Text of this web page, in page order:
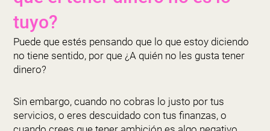
tuyo?
Puede que estés pensando que lo que estoy diciendo
no tiene sentido, por que ¿A quién no les gusta tener
dinero?
Sin embargo, cuando no cobras lo justo por tus
servicios, o eres descuidado con tus finanzas, o